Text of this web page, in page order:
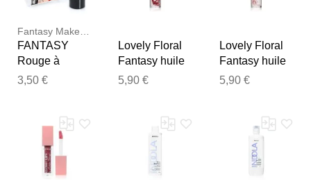
Fantasy Make Up
FANTASY
Rouge à
lèvres, noir
3,50 €
Lovely Floral
Fantasy huile
à lèvres teinte
5,90 €
Lovely Floral
Fantasy huile
à lèvres teinte
5,90 €